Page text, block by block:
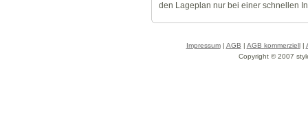
den Lageplan nur bei einer schnellen
Impressum| AGB | AGB kommerziell|
Copyright © 2007